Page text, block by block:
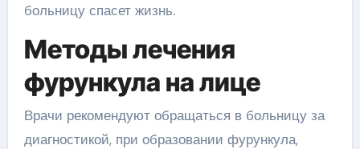
больницу спасет жизнь.
Методы лечения
фурункула на лице
Врачи рекомендуют обращаться в больницу за
диагностикой, при образовании фурункула,